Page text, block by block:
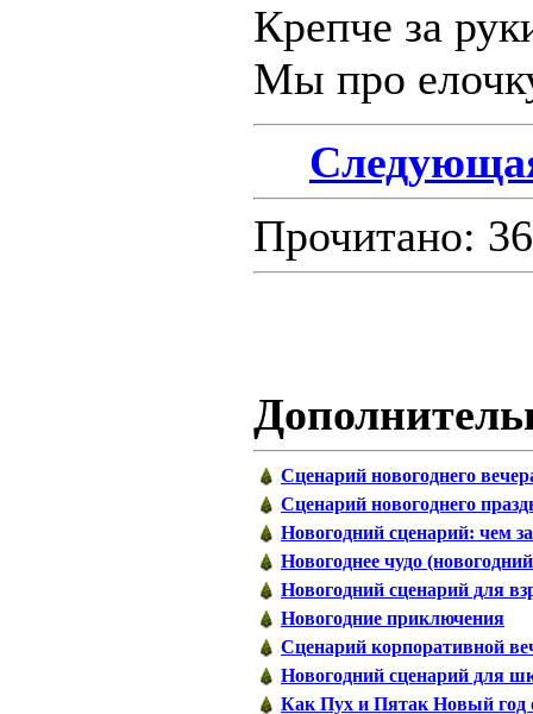
Крепче за
Мы про
Прочитано:
Сценарий новогоднего
Сценарий новогоднего
Новогодний сценарий: чем
Новогоднее чудо
Новогодний сценарий для
Новогодние приключения
Сценарий корпоративной
Новогодний сценарий для
Как Пух и Пятак Новый год